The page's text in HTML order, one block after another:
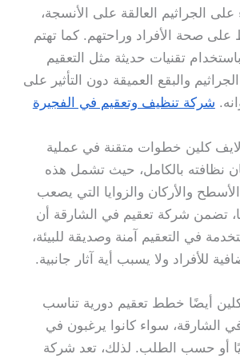
الجراثيم العالقة على الأنسجة،
صحة الأفراد وراحتهم. كما تهتم
تقنيات حديثة مثل التعقيم
والبقع العميقة دون التأثير على
شركة تنظيف وتعقيم في الفجيرة
كلين خطوات متقنة في عملية
نظافته بالكامل، حيث تشمل هذه
والأركان والزوايا التي يصعب
تضمن شركة تعقيم في الشارقة أن
في التعقيم آمنة وصديقة للبيئة،
للأفراد ولا يسبب أية آثار جانبية.
أيضًا خطط تعقيم دورية تناسب
في الشارقة، سواء كانوا يرغبون في
أو حسب الطلب. لذلك، تعد شركة